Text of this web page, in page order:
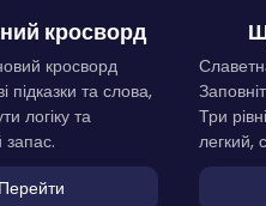
кросворд
кросворд
підказки та слова,
логіку та
запас.
Перейти
Три
легкий,